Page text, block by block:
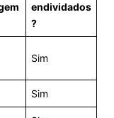
endividados
?
Sim
Sim